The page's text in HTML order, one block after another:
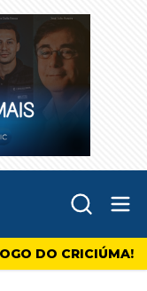
DO CRICIÚMA!